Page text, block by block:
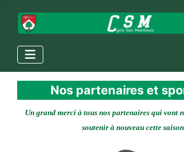
Nos partenaires et
Un grand merci à tous nos partenaires qui vont
soutenir à nouveau cette saison